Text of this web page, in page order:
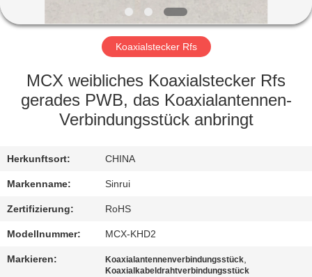
FABRIK-
QUALITÄTSKONTROLLE
SIE
MIT
UNS
IN
VERBINDUNG
Koaxialstecker Rfs
MCX weibliches Koaxialstecker Rfs
gerades PWB, das Koaxialantennen-
Verbindungsstück anbringt
Herkunftsort: CHINA
Markenname: Sinrui
Zertifizierung: RoHS
Modellnummer: MCX-KHD2
Markieren: Koaxialantennenverbindungsstück,
Koaxialkabeldrahtverbindungsstück